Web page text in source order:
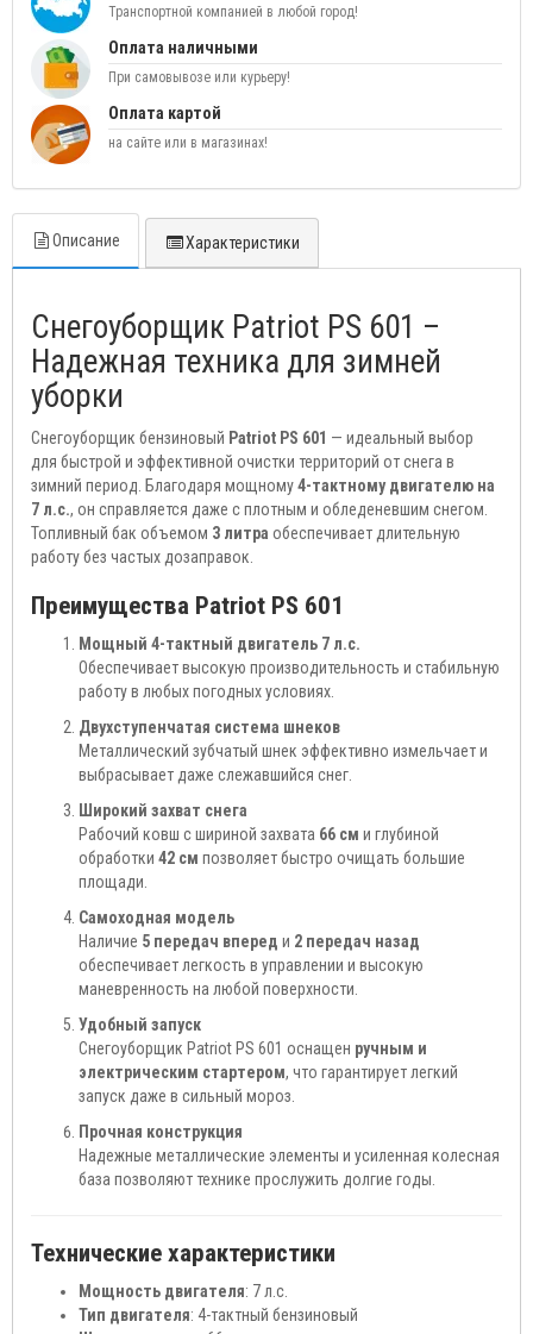
Транспортной компанией в любой город!
Оплата наличными
При самовывозе или курьеру!
Оплата картой
на сайте или в магазинах!
Описание Характеристики
Снегоуборщик Patriot PS 601 –
Надежная техника для зимней
уборки
Снегоуборщик бензиновый Patriot PS 601 — идеальный выбор
для быстрой и эффективной очистки территорий от снега в
зимний период. Благодаря мощному4-тактному двигателю на
7 л.с., он справляется даже с плотным и обледеневшим снегом.
Топливный бак объемом 3 литра обеспечивает длительную
работу без частых дозаправок.
Преимущества Patriot PS 601
Мощный 4-тактный двигатель 7 л.с.
Обеспечивает высокую производительность и стабильную
работу в любых погодных условиях.
Двухступенчатая система шнеков
Металлический зубчатый шнек эффективно измельчает и
выбрасывает даже слежавшийся снег.
Широкий захват снега
Рабочий ковш с шириной захвата 66 см и глубиной
обработки 42 см позволяет быстро очищать большие
площади.
Самоходная модель
Наличие 5 передач вперед и 2 передач назад
обеспечивает легкость в управлении и высокую
маневренность на любой поверхности.
Удобный запуск
Снегоуборщик Patriot PS 601 оснащен ручным и
электрическим стартером, что гарантирует легкий
запуск даже в сильный мороз.
Прочная конструкция
Надежные металлические элементы и усиленная колесная
база позволяют технике прослужить долгие годы.
Технические характеристики
Мощность двигателя: 7 л.с.
Тип двигателя: 4-тактный бензиновый